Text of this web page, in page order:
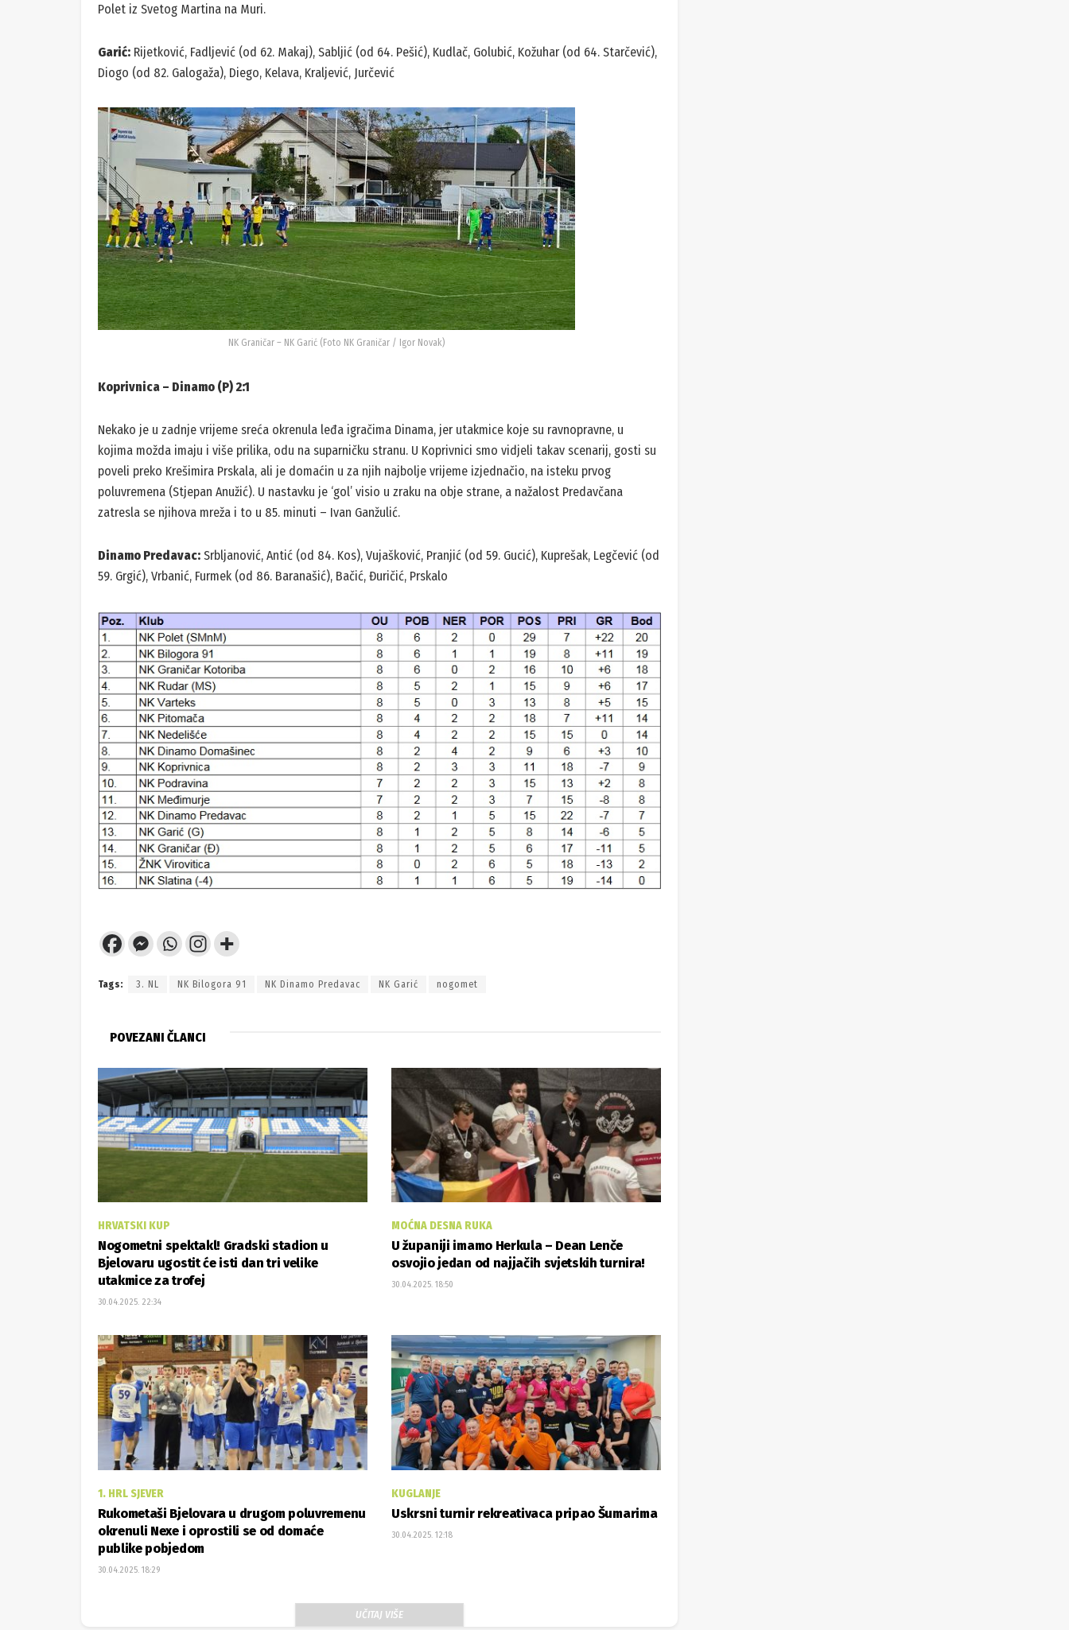
Polet iz Svetog Martina na Muri.
Garić: Rijetković, Fadljević (od 62. Makaj), Sabljić (od 64. Pešić), Kudlač, Golubić, Kožuhar (od 64. Starčević),
Diogo (od 82. Galogaža), Diego, Kelava, Kraljević, Jurčević
NK Graničar – NK Garić (Foto NK Graničar / Igor Novak)
Koprivnica – Dinamo (P) 2:1
Nekako je u zadnje vrijeme sreća okrenula leđa igračima Dinama, jer utakmice koje su ravnopravne, u
kojima možda imaju i više prilika, odu na suparničku stranu. U Koprivnici smo vidjeli takav scenarij, gosti su
poveli preko Krešimira Prskala, ali je domaćin u za njih najbolje vrijeme izjednačio, na isteku prvog
poluvremena (Stjepan Anužić). U nastavku je ‘gol’ visio u zraku na obje strane, a nažalost Predavčana
zatresla se njihova mreža i to u 85. minuti – Ivan Ganžulić.
Dinamo Predavac: Srbljanović, Antić (od 84. Kos), Vujašković, Pranjić (od 59. Gucić), Kuprešak, Legčević (od
59. Grgić), Vrbanić, Furmek (od 86. Baranašić), Bačić, Đuričić, Prskalo
Tags: 3. NL NK Bilogora 91 NK Dinamo Predavac NK Garić nogomet
POVEZANI ČLANCI
HRVATSKI KUP
Nogometni spektakl! Gradski stadion u
Bjelovaru ugostit će isti dan tri velike
utakmice za trofej
30.04.2025. 22:34
MOĆNA DESNA RUKA
U županiji imamo Herkula – Dean Lenče
osvojio jedan od najjačih svjetskih turnira!
30.04.2025. 18:50
1. HRL SJEVER
Rukometaši Bjelovara u drugom poluvremenu
okrenuli Nexe i oprostili se od domaće
publike pobjedom
30.04.2025. 18:29
KUGLANJE
Uskrsni turnir rekreativaca pripao Šumarima
30.04.2025. 12:18
UČITAJ VIŠE